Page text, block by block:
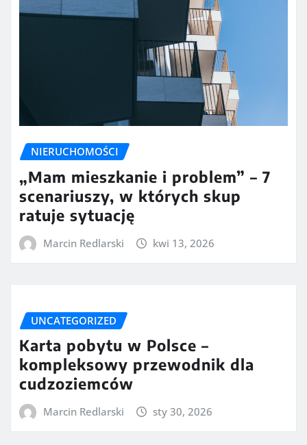
NIERUCHOMOŚCI
„Mam mieszkanie i problem” – 7
scenariuszy, w których skup
ratuje sytuację
Marcin Redlarski kwi 13, 2026
UNCATEGORIZED
Karta pobytu w Polsce –
kompleksowy przewodnik dla
cudzoziemców
Marcin Redlarski sty 30, 2026